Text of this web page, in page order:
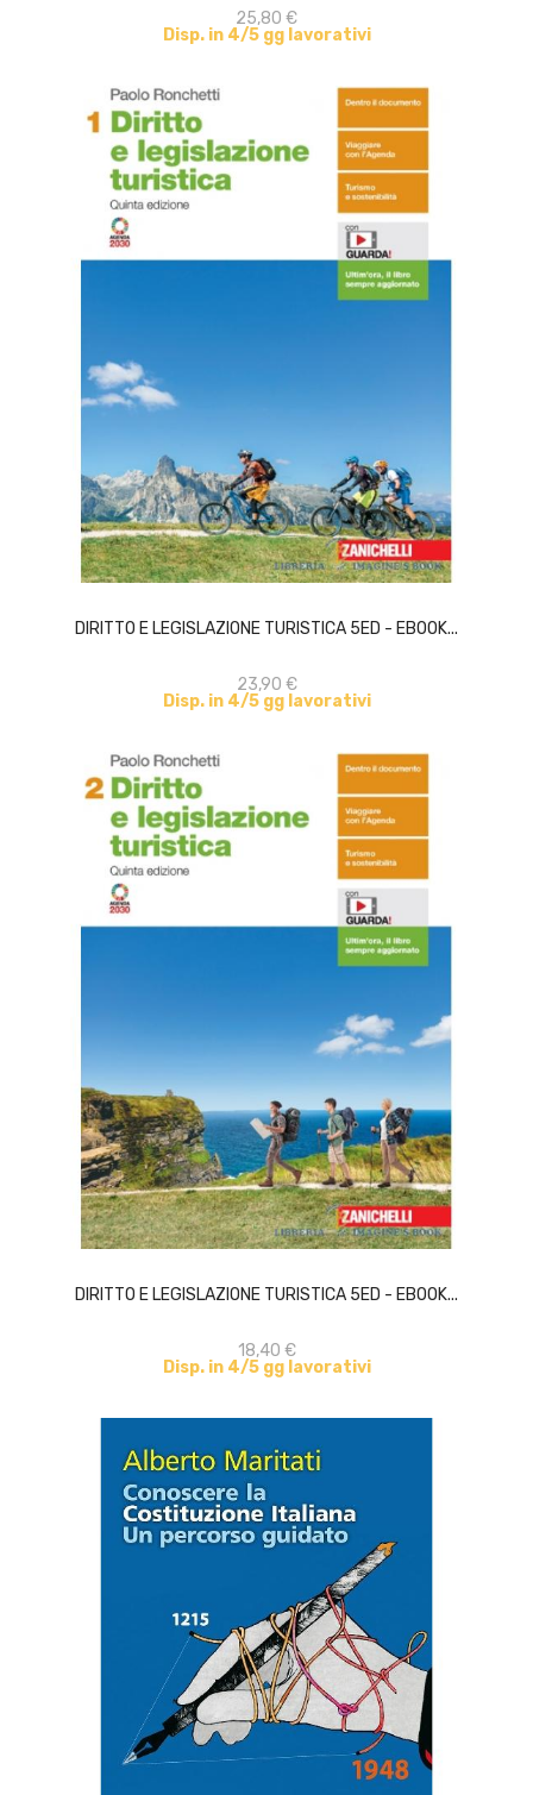
25,80 €
Disp. in 4/5 gg lavorativi
DIRITTO E LEGISLAZIONE TURISTICA 5ED - EBOOK...
23,90 €
Disp. in 4/5 gg lavorativi
ACQUISTA
DIRITTO E LEGISLAZIONE TURISTICA 5ED - EBOOK...
18,40 €
Disp. in 4/5 gg lavorativi
ACQUISTA